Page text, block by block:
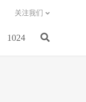
1024
关注我们